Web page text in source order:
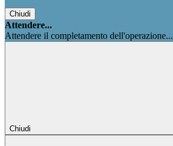
Chiudi
Attendere...
Attendere il completamento dell'operazione...
Chiudi